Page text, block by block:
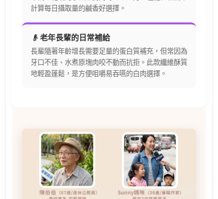
計算每日攝取量的鹹香好選擇。
👴 老年長輩的日常補給
長輩隨著年齡增長需要足量的蛋白質補充，但常因為
牙口不佳、水煮原塊肉咬不動而抗拒。此款纖維酥質
地輕盈蓬鬆，是方便咀嚼易吞嚥的白肉選擇。